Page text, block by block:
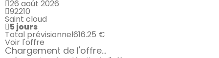
26 août 2026
92210
Saint cloud
5 jours
Total prévisionnel616.25 €
Voir l'offre
Chargement de l'offre...